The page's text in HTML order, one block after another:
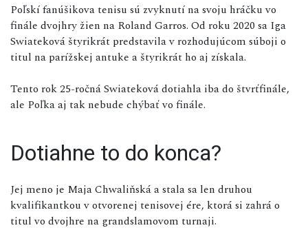
Poľskí fanúšikova tenisu sú zvyknutí na svoju hráčku vo
finále dvojhry žien na Roland Garros. Od roku 2020 sa Iga
Swiateková štyrikrát predstavila v rozhodujúcom súboji o
titul na parížskej antuke a štyrikrát ho aj získala.
Tento rok 25-ročná Swiateková dotiahla iba do štvrťfinále,
ale Poľka aj tak nebude chýbať vo finále.
Dotiahne to do konca?
Jej meno je Maja Chwaliňská a stala sa len druhou
kvalifikantkou v otvorenej tenisovej ére, ktorá si zahrá o
titul vo dvojhre na grandslamovom turnaji.